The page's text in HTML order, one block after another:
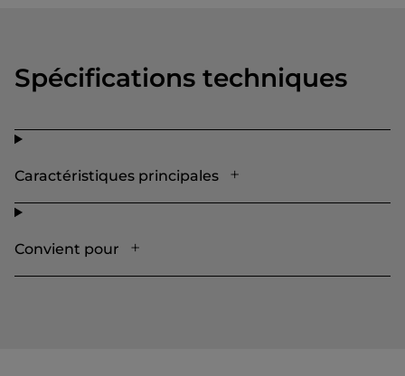
Spécifications techniques
Caractéristiques principales
Convient pour